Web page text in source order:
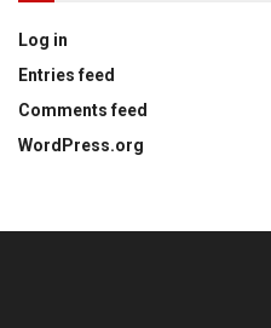
Log in
Entries feed
Comments feed
WordPress.org